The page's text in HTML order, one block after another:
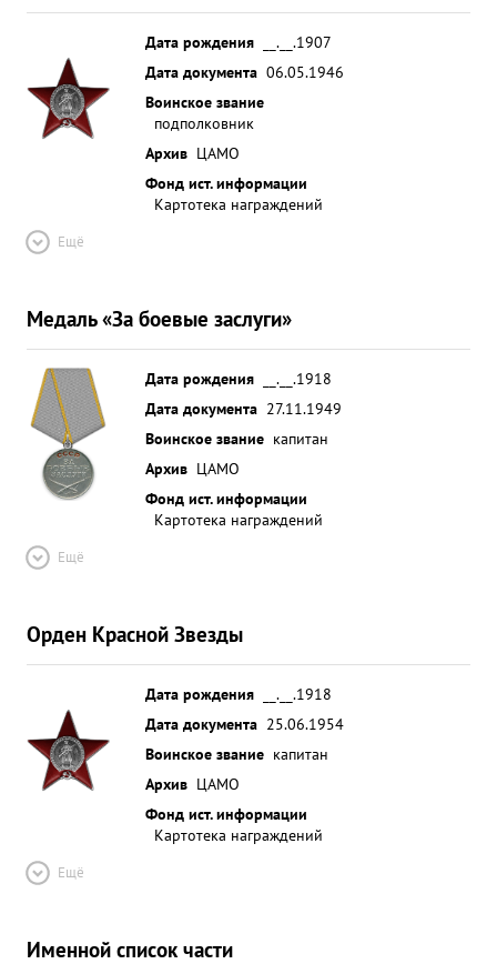
Дата рождения
__.__.1907
Дата документа 06.05.1946
Воинское звание
подполковник
Архив ЦАМО
Фонд ист. информации
Картотека награждений
Ещё
Медаль «За боевые заслуги»
Дата рождения
__.__.1918
Дата документа 27.11.1949
Воинское звание капитан
Архив ЦАМО
Фонд ист. информации
Картотека награждений
Ещё
Орден Красной Звезды
Дата рождения
__.__.1918
Дата документа 25.06.1954
Воинское звание капитан
Архив ЦАМО
Фонд ист. информации
Картотека награждений
Ещё
Именной список части